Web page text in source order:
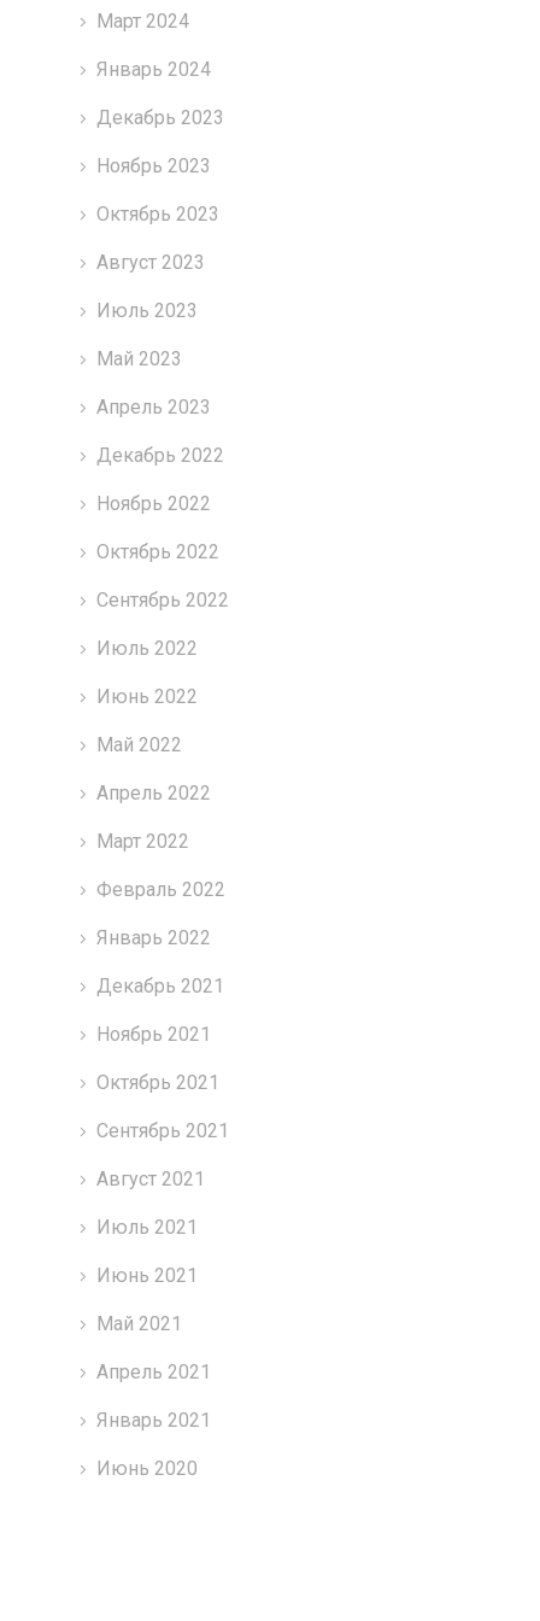
Март 2024
Январь 2024
Декабрь 2023
Ноябрь 2023
Октябрь 2023
Август 2023
Июль 2023
Май 2023
Апрель 2023
Декабрь 2022
Ноябрь 2022
Октябрь 2022
Сентябрь 2022
Июль 2022
Июнь 2022
Май 2022
Апрель 2022
Март 2022
Февраль 2022
Январь 2022
Декабрь 2021
Ноябрь 2021
Октябрь 2021
Сентябрь 2021
Август 2021
Июль 2021
Июнь 2021
Май 2021
Апрель 2021
Январь 2021
Июнь 2020